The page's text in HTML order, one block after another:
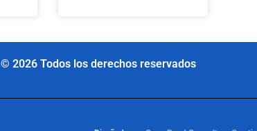
© 2026 Todos los derechos reservados